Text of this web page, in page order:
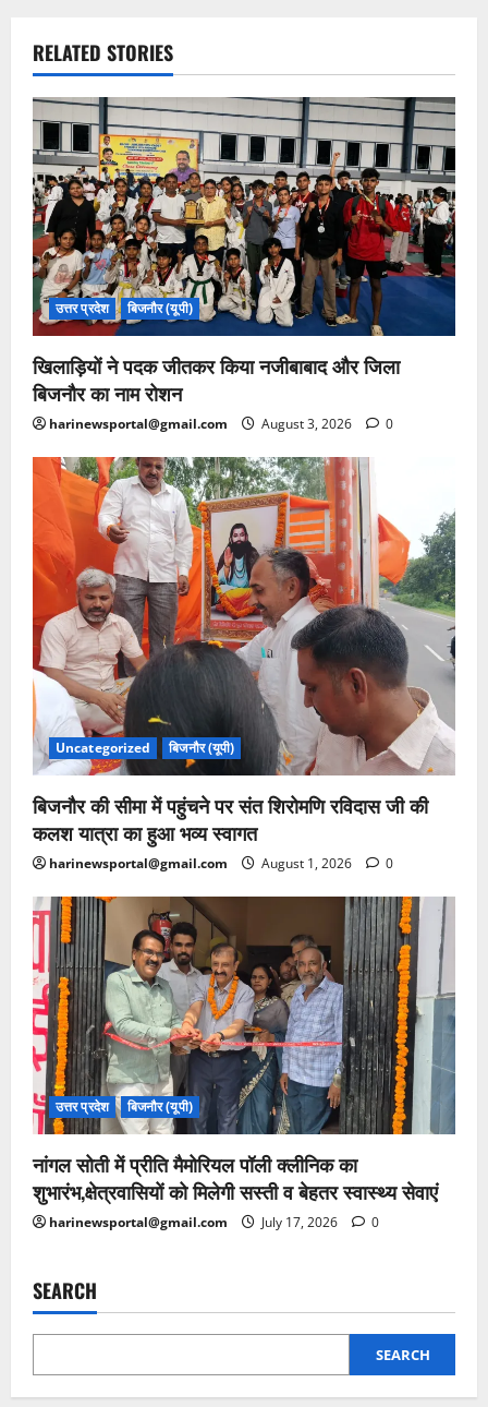
RELATED STORIES
उत्तर प्रदेश बिजनौर (यूपी)
खिलाड़ियों ने पदक जीतकर किया नजीबाबाद और जिला
बिजनौर का नाम रोशन
harinewsportal@gmail.com August 3, 2026 0
Uncategorized बिजनौर (यूपी)
बिजनौर की सीमा में पहुंचने पर संत शिरोमणि रविदास जी की
कलश यात्रा का हुआ भव्य स्वागत
harinewsportal@gmail.com August 1, 2026 0
उत्तर प्रदेश बिजनौर (यूपी)
नांगल सोती में प्रीति मैमोरियल पॉली क्लीनिक का
शुभारंभ,क्षेत्रवासियों को मिलेगी सस्ती व बेहतर स्वास्थ्य सेवाएं
harinewsportal@gmail.com July 17, 2026 0
SEARCH
SEARCH